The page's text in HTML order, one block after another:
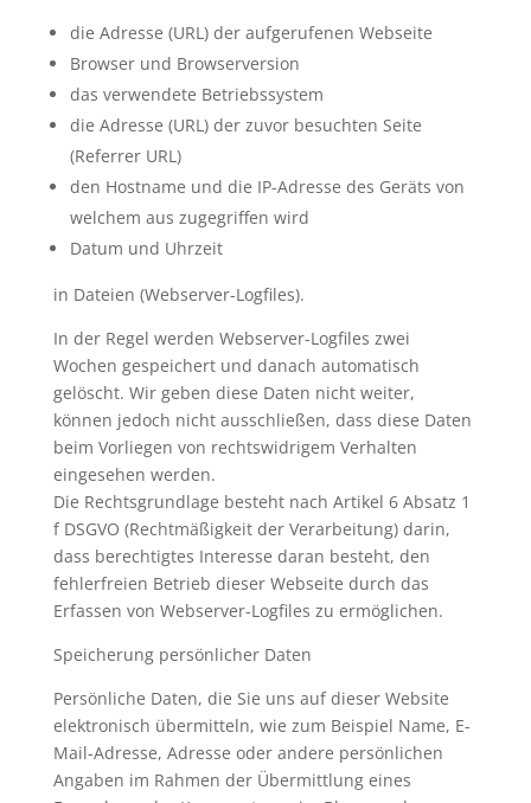
die Adresse (URL) der aufgerufenen Webseite
Browser und Browserversion
das verwendete Betriebssystem
die Adresse (URL) der zuvor besuchten Seite
(Referrer URL)
den Hostname und die IP-Adresse des Geräts von
welchem aus zugegriffen wird
Datum und Uhrzeit
in Dateien (Webserver-Logfiles).
In der Regel werden Webserver-Logfiles zwei
Wochen gespeichert und danach automatisch
gelöscht. Wir geben diese Daten nicht weiter,
können jedoch nicht ausschließen, dass diese Daten
beim Vorliegen von rechtswidrigem Verhalten
eingesehen werden.
Die Rechtsgrundlage besteht nach Artikel 6 Absatz 1
f DSGVO (Rechtmäßigkeit der Verarbeitung) darin,
dass berechtigtes Interesse daran besteht, den
fehlerfreien Betrieb dieser Webseite durch das
Erfassen von Webserver-Logfiles zu ermöglichen.
Speicherung persönlicher Daten
Persönliche Daten, die Sie uns auf dieser Website
elektronisch übermitteln, wie zum Beispiel Name, E-
Mail-Adresse, Adresse oder andere persönlichen
Angaben im Rahmen der Übermittlung eines